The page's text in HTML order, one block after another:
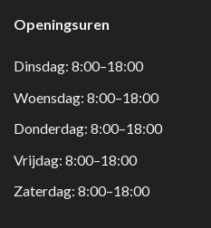
Openingsuren
Dinsdag: 8:00–18:00
Woensdag: 8:00–18:00
Donderdag: 8:00–18:00
Vrijdag: 8:00–18:00
Zaterdag: 8:00–18:00